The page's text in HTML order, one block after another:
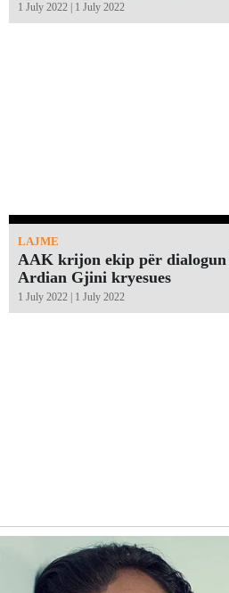
1 July 2022 | 1 July 2022
LAJME
AAK krijon ekip për dialogun
Ardian Gjini kryesues
1 July 2022 | 1 July 2022